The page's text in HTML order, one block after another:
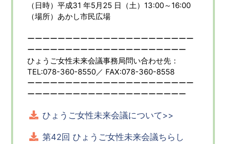
（日時）平成31 年5月25 日（土）13:00～16:00
（場所）あかし市民広場
ーーーーーーーーーーーーーーーーーーーーーー
ーーーーーーーーーーーーーーーーーーーーー
ひょうご女性未来会議事務局問い合わせ先：
TEL:078-360-8550／ FAX:078-360-8558
ーーーーーーーーーーーーーーーーーーーーーー
ーーーーーーーーーーーーーーーーーーーーー
ひょうご女性未来会議について>>
第42回 ひょうご女性未来会議ちらし